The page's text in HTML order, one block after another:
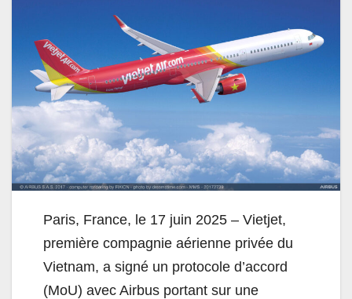
Paris, France, le 17 juin 2025 – Vietjet,
première compagnie aérienne privée du
Vietnam, a signé un protocole d’accord
(MoU) avec Airbus portant sur une